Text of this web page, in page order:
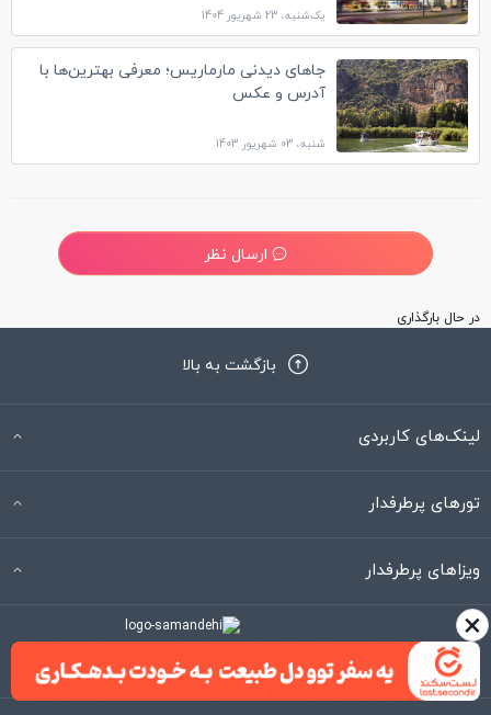
یک‌شنبه، 23 شهریور 1404
جاهای دیدنی مارماریس؛ معرفی بهترین‌ها با
آدرس و عکس
شنبه، 03 شهریور 1403
در حال بارگذاری
×
بازگشت به بالا
لینک‌های کاربردی
تورهای پرطرفدار
ویزاهای پرطرفدار